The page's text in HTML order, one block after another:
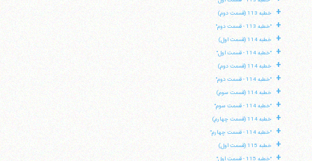
+ خطبه 113 (قسمت دوم)
+ "خطبه 113 - قسمت دوم"
+ خطبه 114 (قسمت اول)
+ "خطبه 114 - قسمت اول"
+ خطبه 114 (قسمت دوم)
+ "خطبه 114 - قسمت دوم"
+ خطبه 114 (قسمت سوم)
+ "خطبه 114 - قسمت سوم"
+ خطبه 114 (قسمت چهارم)
+ "خطبه 114 - قسمت چهارم"
+ خطبه 115 (قسمت اول)
+ "خطبه 115 - قسمت اول"